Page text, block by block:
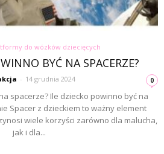
do wózków dziecięcych
BYĆ NA SPACERZE?
- 14 grudnia 2024 0
spacerze? Ile dziecko powinno być na
Spacer z dzieckiem to ważny element
wiele korzyści zarówno dla malucha,
jak i dla...